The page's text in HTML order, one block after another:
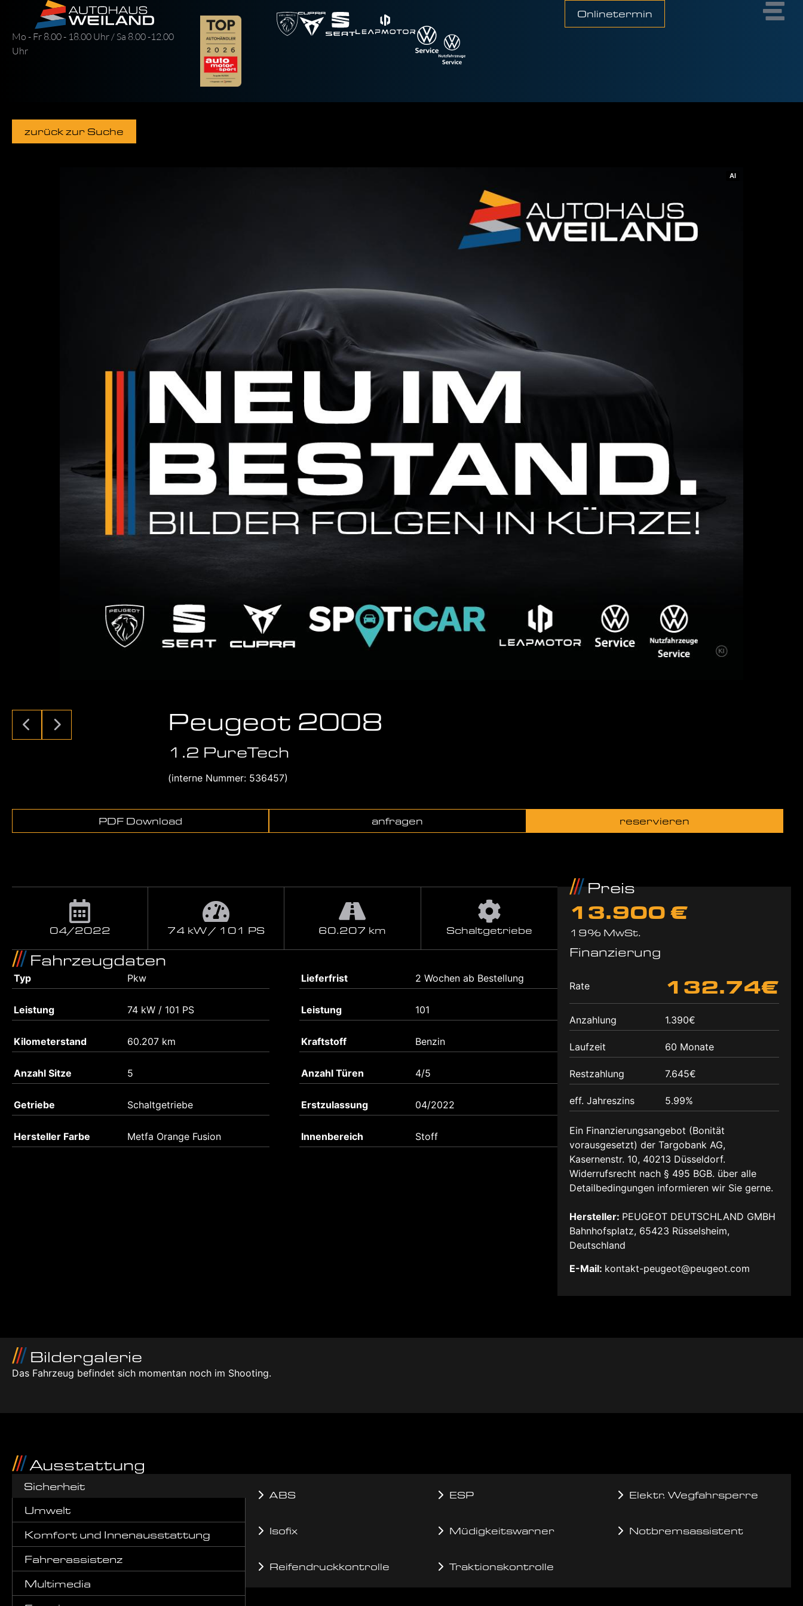
Mo - Fr 8.00 - 18.00 Uhr / Sa 8.00 -12.00
Uhr
Onlinetermin
zurück zur Suche
AI
Peugeot 2008
1.2 PureTech
(interne Nummer: 536457)
PDF Download anfragen reservieren
04/2022 74 kW / 101 PS 60.207 km Schaltgetriebe
Fahrzeugdaten
Typ Pkw Lieferfrist 2 Wochen ab Bestellung
Leistung 74 kW / 101 PS Leistung 101
Kilometerstand 60.207 km Kraftstoff Benzin
Anzahl Sitze 5 Anzahl Türen 4/5
Getriebe Schaltgetriebe Erstzulassung 04/2022
Hersteller Farbe Metfa Orange Fusion Innenbereich Stoff
Preis
13.900 €
19% MwSt.
Finanzierung
Rate 132.74€
Anzahlung 1.390€
Laufzeit 60 Monate
Restzahlung 7.645€
eff. Jahreszins 5.99%
Ein Finanzierungsangebot (Bonität
vorausgesetzt) der Targobank AG,
Kasernenstr. 10, 40213 Düsseldorf.
Widerrufsrecht nach § 495 BGB. über alle
Detailbedingungen informieren wir Sie gerne.
Hersteller: PEUGEOT DEUTSCHLAND GMBH
Bahnhofsplatz, 65423 Rüsselsheim,
Deutschland
E-Mail: kontakt-peugeot@peugeot.com
Bildergalerie
Das Fahrzeug befindet sich momentan noch im Shooting.
Ausstattung
Sicherheit
Umwelt
Komfort und Innenausstattung
Fahrerassistenz
Multimedia
ABS ESP Elektr. Wegfahrsperre
Isofix Müdigkeitswarner Notbremsassistent
Reifendruckkontrolle Traktionskontrolle